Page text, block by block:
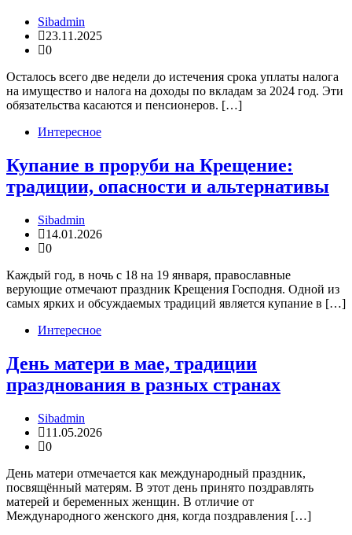
Sibadmin
23.11.2025
0
Осталось всего две недели до истечения срока уплаты налога
на имущество и налога на доходы по вкладам за 2024 год. Эти
обязательства касаются и пенсионеров. […]
Интересное
Купание в проруби на Крещение:
традиции, опасности и альтернативы
Sibadmin
14.01.2026
0
Каждый год, в ночь с 18 на 19 января, православные
верующие отмечают праздник Крещения Господня. Одной из
самых ярких и обсуждаемых традиций является купание в […]
Интересное
День матери в мае, традиции
празднования в разных странах
Sibadmin
11.05.2026
0
День матери отмечается как международный праздник,
посвящённый матерям. В этот день принято поздравлять
матерей и беременных женщин. В отличие от
Международного женского дня, когда поздравления […]